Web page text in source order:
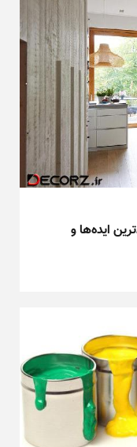
ایده‌ها و